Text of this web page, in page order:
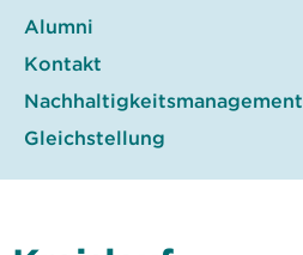
Alumni
Kontakt
Nachhaltigkeitsmanagement
Gleichstellung